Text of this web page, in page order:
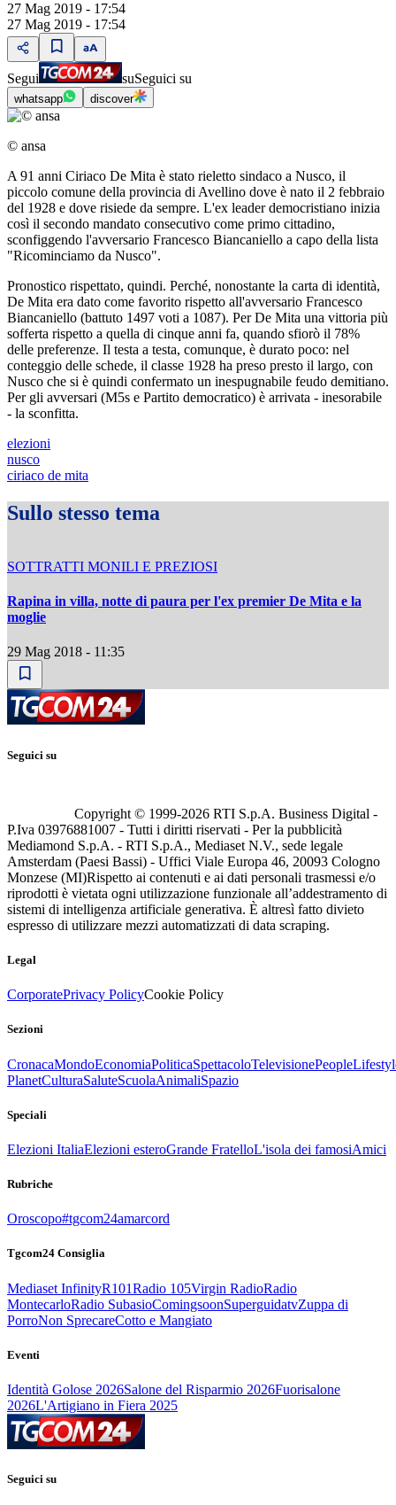
27 Mag 2019 - 17:54
27 Mag 2019 - 17:54
Segui suSeguici su
whatsapp discover
© ansa
A 91 anni Ciriaco De Mita è stato rieletto sindaco a Nusco, il
piccolo comune della provincia di Avellino dove è nato il 2 febbraio
del 1928 e dove risiede da sempre. L'ex leader democristiano inizia
così il secondo mandato consecutivo come primo cittadino,
sconfiggendo l'avversario Francesco Biancaniello a capo della lista
"Ricominciamo da Nusco".
Pronostico rispettato, quindi. Perché, nonostante la carta di identità,
De Mita era dato come favorito rispetto all'avversario Francesco
Biancaniello (battuto 1497 voti a 1087). Per De Mita una vittoria più
sofferta rispetto a quella di cinque anni fa, quando sfiorò il 78%
delle preferenze. Il testa a testa, comunque, è durato poco: nel
conteggio delle schede, il classe 1928 ha preso presto il largo, con
Nusco che si è quindi confermato un inespugnabile feudo demitiano.
Per gli avversari (M5s e Partito democratico) è arrivata - inesorabile
- la sconfitta.
elezioni
nusco
ciriaco de mita
Sullo stesso tema
SOTTRATTI MONILI E PREZIOSI
Rapina in villa, notte di paura per l'ex premier De Mita e la
moglie
29 Mag 2018 - 11:35
Seguici su
Copyright © 1999-2026 RTI S.p.A. Business Digital -
P.Iva 03976881007 - Tutti i diritti riservati - Per la pubblicità
Mediamond S.p.A. - RTI S.p.A., Mediaset N.V., sede legale
Amsterdam (Paesi Bassi) - Uffici Viale Europa 46, 20093 Cologno
Monzese (MI)Rispetto ai contenuti e ai dati personali trasmessi e/o
riprodotti è vietata ogni utilizzazione funzionale all’addestramento di
sistemi di intelligenza artificiale generativa. È altresì fatto divieto
espresso di utilizzare mezzi automatizzati di data scraping.
Legal
CorporatePrivacy PolicyCookie Policy
Sezioni
CronacaMondoEconomiaPoliticaSpettacoloTelevisionePeople
PlanetCulturaSaluteScuolaAnimaliSpazio
Speciali
Elezioni ItaliaElezioni esteroGrande FratelloL'isola dei famosiAmici
Rubriche
Oroscopo#tgcom24amarcord
Tgcom24 Consiglia
Mediaset InfinityR101Radio 105Virgin RadioRadio
MontecarloRadio SubasioComingsoonSuperguidatvZuppa di
PorroNon SprecareCotto e Mangiato
Eventi
Identità Golose 2026Salone del Risparmio 2026Fuorisalone
2026L'Artigiano in Fiera 2025
Seguici su